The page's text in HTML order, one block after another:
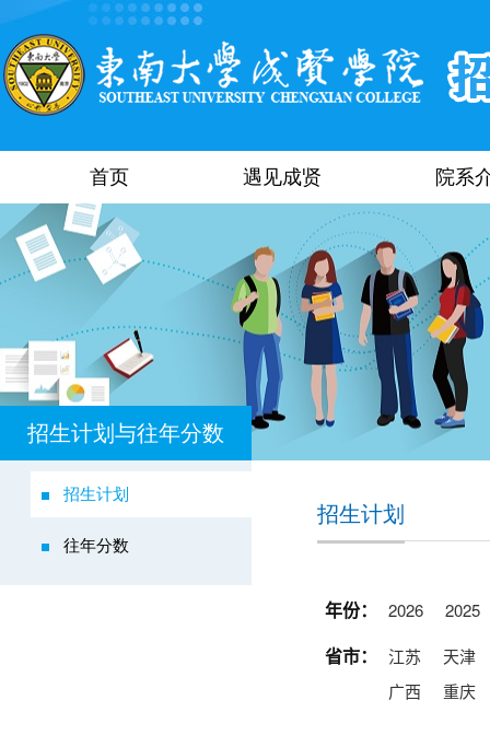
首页 遇见成贤 院系
招生计划与往年分数
招生计划
往年分数
招生计划